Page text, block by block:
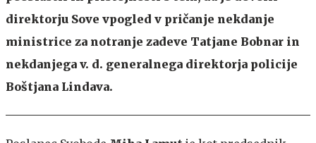
direktorju Sove vpogled v pričanje nekdanje
ministrice za notranje zadeve Tatjane Bobnar in
nekdanjega v. d. generalnega direktorja policije
Boštjana Lindava.